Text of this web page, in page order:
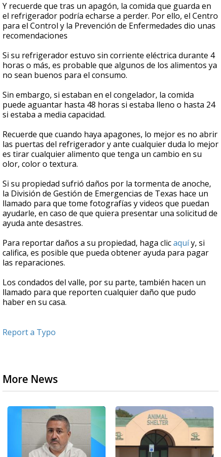
Y recuerde que tras un apagón, la comida que guarda en
el refrigerador podría echarse a perder. Por ello, el Centro
para el Control y la Prevención de Enfermedades dio unas
recomendaciones
Si su refrigerador estuvo sin corriente eléctrica durante 4
horas o más, es probable que algunos de los alimentos ya
no sean buenos para el consumo.
Sin embargo, si estaban en el congelador, la comida
puede aguantar hasta 48 horas si estaba lleno o hasta 24
si estaba a media capacidad.
Recuerde que cuando haya apagones, lo mejor es no abrir
las puertas del refrigerador y ante cualquier duda lo mejor
es tirar cualquier alimento que tenga un cambio en su
olor, color o textura.
Si su propiedad sufrió daños por la tormenta de anoche,
la División de Gestión de Emergencias de Texas hace un
llamado para que tome fotografías y videos que puedan
ayudarle, en caso de que quiera presentar una solicitud de
ayuda ante desastres.
Para reportar daños a su propiedad, haga clicaquíy, si
califica, es posible que pueda obtener ayuda para pagar
las reparaciones.
Los condados del valle, por su parte, también hacen un
llamado para que reporten cualquier daño que pudo
haber en su casa.
Report a Typo
More News